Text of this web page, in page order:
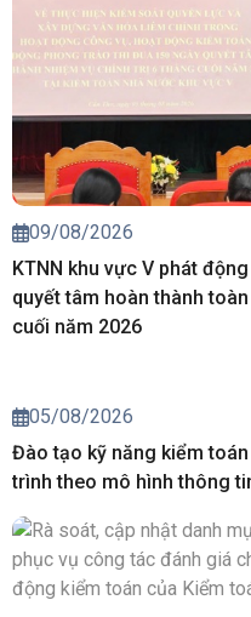
09/08/2026
KTNN khu vực V phát
quyết tâm hoàn thành
cuối năm 2026
05/08/2026
Đào tạo kỹ năng kiểm
trình theo mô hình thông